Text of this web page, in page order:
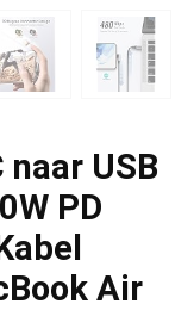
naar USB
PD
Air